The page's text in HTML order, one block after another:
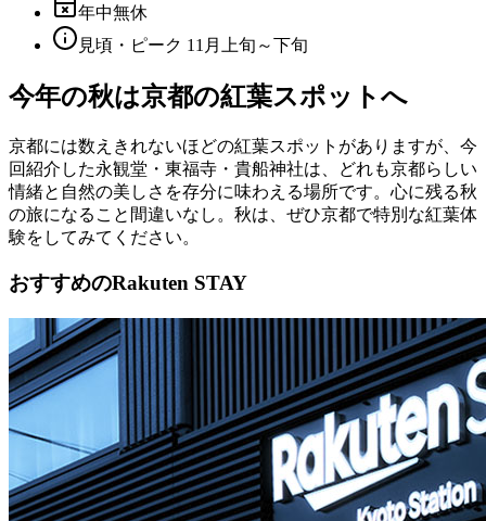
年中無休
見頃・ピーク 11月上旬～下旬
今年の秋は京都の紅葉スポットへ
京都には数えきれないほどの紅葉スポットがありますが、今
回紹介した永観堂・東福寺・貴船神社は、どれも京都らしい
情緒と自然の美しさを存分に味わえる場所です。心に残る秋
の旅になること間違いなし。秋は、ぜひ京都で特別な紅葉体
験をしてみてください。
おすすめのRakuten STAY